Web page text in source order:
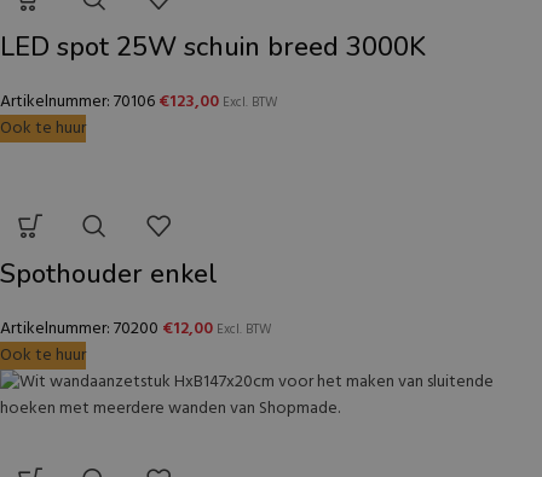
LED spot 25W schuin breed 3000K
Artikelnummer: 70106€123,00 Excl. BTW
Ook te huur
Spothouder enkel
Artikelnummer: 70200 €12,00 Excl. BTW
Ook te huur